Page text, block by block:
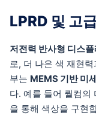
LPRD 및 고
저전력 반사형 디스
로, 더 나은 색 재현
부는 MEMS 기반 미
다. 예를 들어 퀄컴의
을 통해 색상을 구현